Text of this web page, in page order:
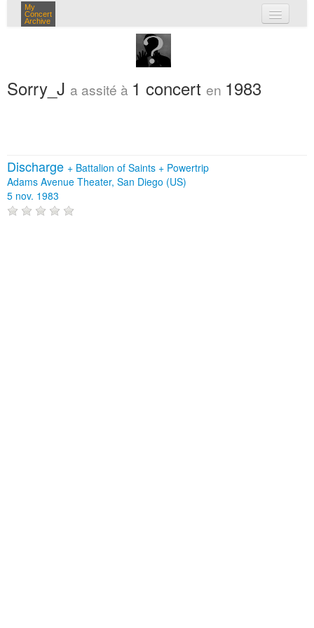
My
Concert
Archive
mes concerts
connexion
Sorry_J a assité à 1 concert en 1983
Discharge + Battalion of Saints + Powertrip
Adams Avenue Theater, San Diego (US)
5 nov. 1983